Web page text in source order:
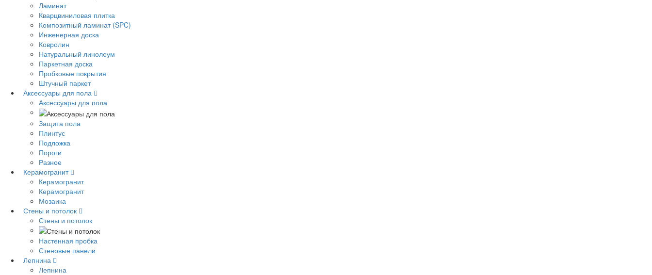
Ламинат
Кварцвиниловая плитка
Композитный ламинат (SPC)
Инженерная доска
Ковролин
Натуральный линолеум
Паркетная доска
Пробковые покрытия
Штучный паркет
Аксессуары для пола
Аксессуары для пола
Защита пола
Плинтус
Подложка
Пороги
Разное
Керамогранит
Керамогранит
Керамогранит
Мозаика
Стены и потолок
Стены и потолок
Настенная пробка
Стеновые панели
Лепнина
Лепнина